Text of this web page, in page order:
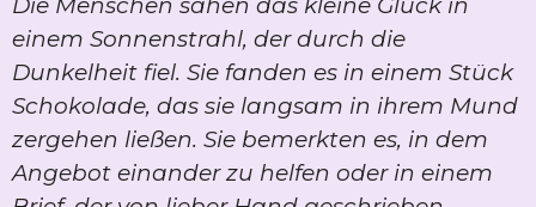
Die Menschen sahen das kleine Glück in
einem Sonnenstrahl, der durch die
Dunkelheit fiel. Sie fanden es in einem Stück
Schokolade, das sie langsam in ihrem Mund
zergehen ließen. Sie bemerkten es, in dem
Angebot einander zu helfen oder in einem